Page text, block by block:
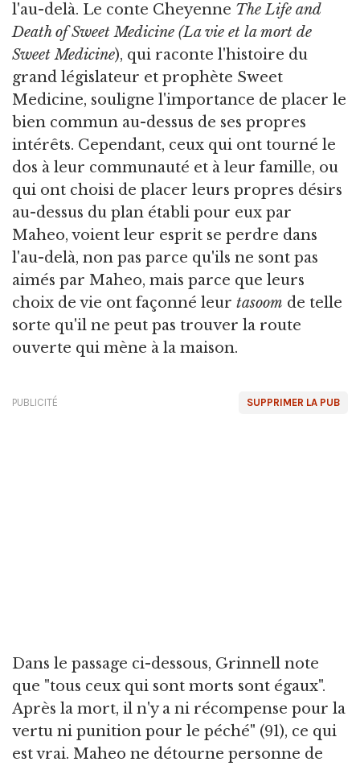
l'au-delà. Le conte Cheyenne The Life and
Death of Sweet Medicine (La vie et la mort de
Sweet Medicine), qui raconte l'histoire du
grand législateur et prophète Sweet
Medicine, souligne l'importance de placer le
bien commun au-dessus de ses propres
intérêts. Cependant, ceux qui ont tourné le
dos à leur communauté et à leur famille, ou
qui ont choisi de placer leurs propres désirs
au-dessus du plan établi pour eux par
Maheo, voient leur esprit se perdre dans
l'au-delà, non pas parce qu'ils ne sont pas
aimés par Maheo, mais parce que leurs
choix de vie ont façonné leur tasoom de telle
sorte qu'il ne peut pas trouver la route
ouverte qui mène à la maison.
SUPPRIMER LA PUB
PUBLICITÉ
Dans le passage ci-dessous, Grinnell note
que "tous ceux qui sont morts sont égaux".
Après la mort, il n'y a ni récompense pour la
vertu ni punition pour le péché" (91), ce qui
est vrai. Maheo ne détourne personne de